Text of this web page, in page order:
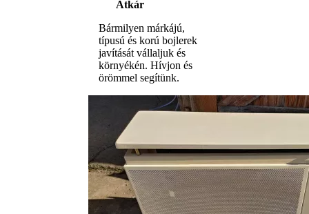
Atkár
Bármilyen márkájú,
típusú és korú bojlerek
javítását vállaljuk és
környékén. Hívjon és
örömmel segítünk.